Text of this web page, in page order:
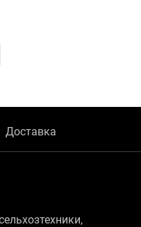
Доставка